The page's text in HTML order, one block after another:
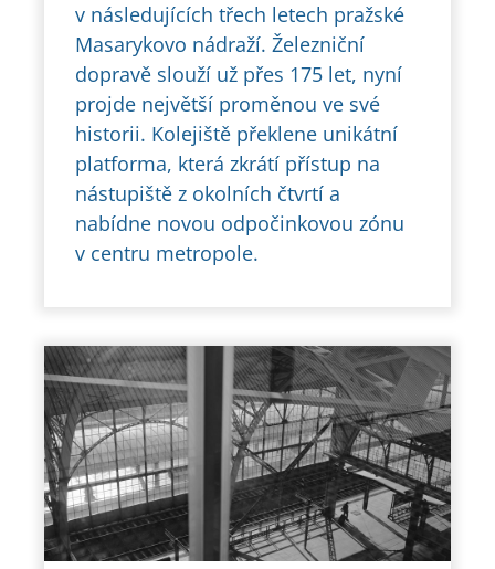
v následujících třech letech pražské
Masarykovo nádraží. Železniční
dopravě slouží už přes 175 let, nyní
projde největší proměnou ve své
historii. Kolejiště překlene unikátní
platforma, která zkrátí přístup na
nástupiště z okolních čtvrtí a
nabídne novou odpočinkovou zónu
v centru metropole.